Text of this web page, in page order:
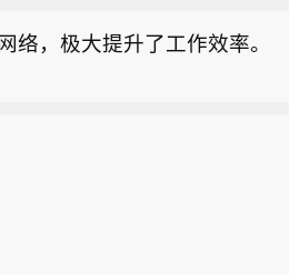
络，极大提升了工作效率。